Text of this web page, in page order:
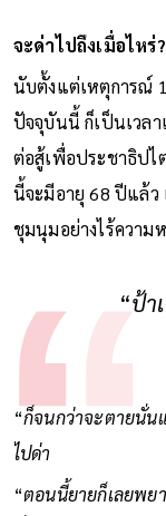
จะด่าไปถึงเมื่อไหร่?
นับตั้งแต่เหตุการณ์
ปัจจุบันนี้ ก็เป็นเวล
ต่อสู้เพื่อประชาธิปไ
นี้จะมีอายุ 68 ปีแล้ว
ชุมนุมอย่างไร้ความ
“ป้า
“ก็จนกว่าจะตายนั่น
ไปด่า
“ตอนนี้ยายก็เลยพย